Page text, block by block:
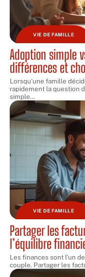
VIE DE FAMILLE
Adoption simple
différences et
Lorsqu'une famille
rapidement la question
simple…
VIE DE FAMILLE
Partager les
l’équilibre
Les finances sont l'un
couple. Partager les